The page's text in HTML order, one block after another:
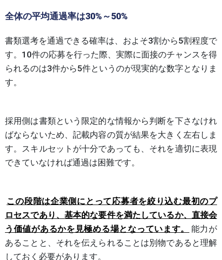
全体の平均通過率は30%～50%
書類選考を通過できる確率は、およそ3割から5割程度で
す。10件の応募を行った際、実際に面接のチャンスを得
られるのは3件から5件というのが現実的な数字となりま
す。
採用側は書類という限定的な情報から判断を下さなけれ
ばならないため、記載内容の質が結果を大きく左右しま
す。スキルセットが十分であっても、それを適切に表現
できていなければ通過は困難です。
この段階は企業側にとって応募者を絞り込む最初のプ
ロセスであり、基本的な要件を満たしているか、直接会
う価値があるかを見極める場となっています。
能力が
あることと、それを伝えられることは別物であると理解
しておく必要があります。